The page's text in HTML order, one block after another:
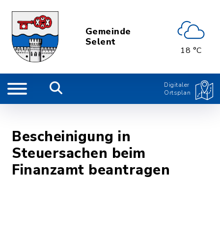
Gemeinde
Selent
18 °C
Digitaler
Ortsplan
Bescheinigung in
Steuersachen beim
Finanzamt beantragen